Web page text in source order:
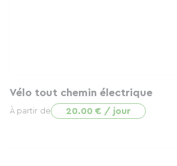
Vélo tout chemin électrique
À partir de 20.00 € / jour